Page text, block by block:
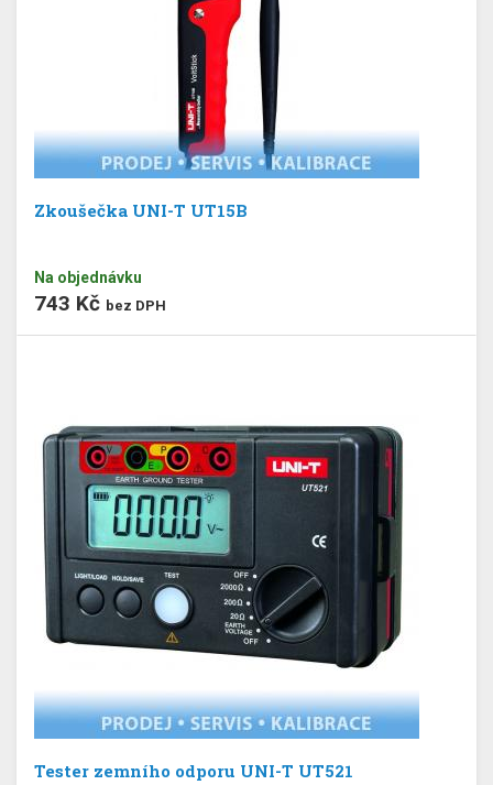
Zkoušečka UNI-T UT15B
Na objednávku
743 Kč bez DPH
Tester zemního odporu UNI-T UT521